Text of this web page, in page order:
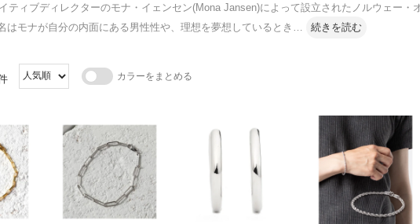
ティブディレクターのモナ・イェンセン(Mona Jansen)によって設立されたノルウェー・
はモナが自分の内面にある男性性や、理想を夢想しているとき
続きを読む
カラーをまとめる